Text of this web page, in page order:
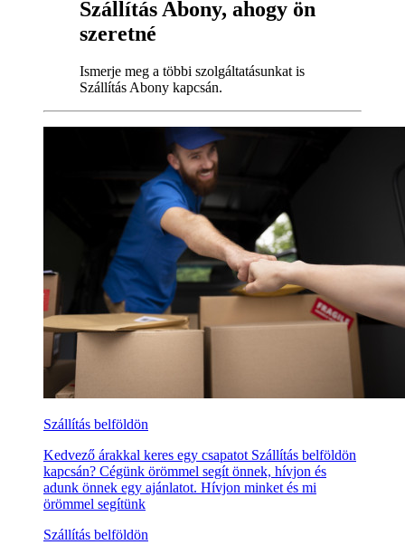
Szállítás Abony, ahogy ön
szeretné
Ismerje meg a többi szolgáltatásunkat is
Szállítás Abony kapcsán.
Szállítás belföldön
Kedvező árakkal keres egy csapatot Szállítás belföldön
kapcsán? Cégünk örömmel segít önnek, hívjon és
adunk önnek egy ajánlatot. Hívjon minket és mi
örömmel segítünk
Szállítás belföldön